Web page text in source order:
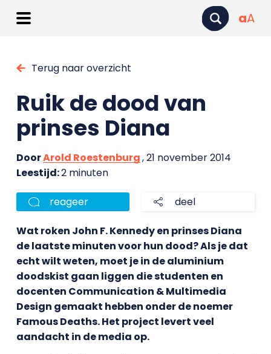
aA
Terug naar overzicht
Ruik de dood van
prinses Diana
DoorArold Roestenburg, 21 november 2014
Leestijd:2 minuten
reageer deel
Wat roken John F. Kennedy en prinses Diana
de laatste minuten voor hun dood? Als je dat
echt wilt weten, moet je in de aluminium
doodskist gaan liggen die studenten en
docenten Communication & Multimedia
Design gemaakt hebben onder de noemer
Famous Deaths. Het project levert veel
aandacht in de media op.